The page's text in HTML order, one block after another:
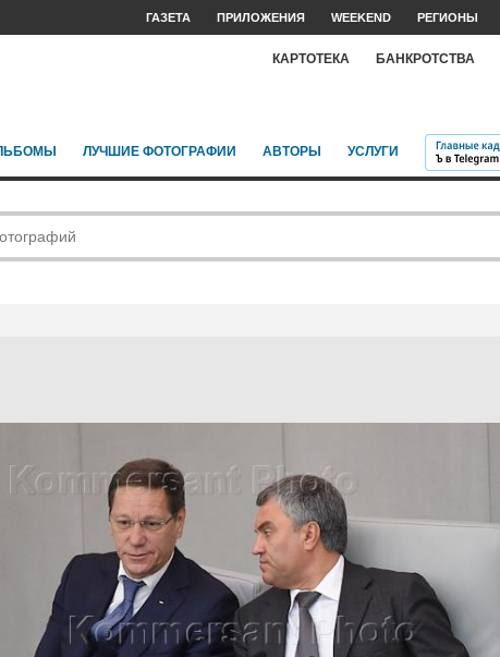
ГАЗЕТА ПРИЛОЖЕНИЯ WEEKEND РЕГИОНЫ
КАРТОТЕКА БАНКРОТСТВА
ЛУЧШИЕ ФОТОГРАФИИ АВТОРЫ УСЛУГИ